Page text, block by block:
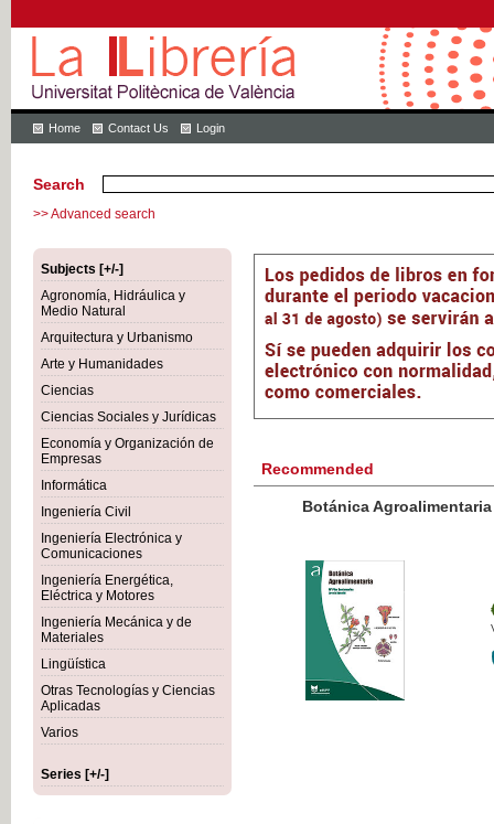
Home Contact Us Login
Search
>> Advanced search
Subjects [+/-]
Agronomía, Hidráulica y
Medio Natural
Arquitectura y Urbanismo
Arte y Humanidades
Ciencias
Ciencias Sociales y Jurídicas
Economía y Organización de
Empresas
Informática
Ingeniería Civil
Ingeniería Electrónica y
Comunicaciones
Ingeniería Energética,
Eléctrica y Motores
Ingeniería Mecánica y de
Materiales
Lingüística
Otras Tecnologías y Ciencias
Aplicadas
Varios
Series [+/-]
Recommended
Botánica Agroalimentaria
VAT